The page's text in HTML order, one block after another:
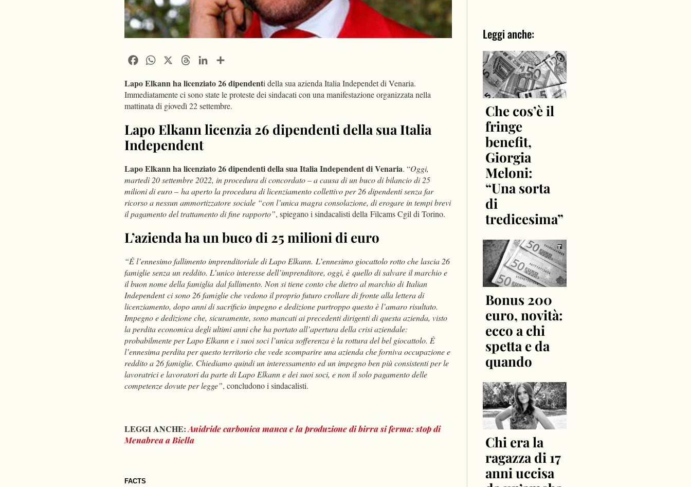
FACTS
FacebookWhatsApp ThreadsLinkedIn
Lapo Elkann ha licenziato 26 dipendenti della sua azienda Italia Independet di Venaria.
Immediatamente ci sono state le proteste dei sindacati con una manifestazione organizzata nella
mattinata di giovedì 22 settembre.
Lapo Elkann licenzia 26 dipendenti della sua Italia
Independent
Lapo Elkann ha licenziato 26 dipendenti della sua Italia Independent di Venaria. “Oggi,
martedì 20 settembre 2022, in procedura di concordato – a causa di un buco di bilancio di 25
milioni di euro – ha aperto la procedura di licenziamento collettivo per 26 dipendenti senza far
ricorso a nessun ammortizzatore sociale “con l’unica magra consolazione, di erogare in tempi brevi
il pagamento del trattamento di fine rapporto”, spiegano i sindacalisti della Filcams Cgil di Torino.
L’azienda ha un buco di 25 milioni di euro
“È l’ennesimo fallimento imprenditoriale di Lapo Elkann. L’ennesimo giocattolo rotto che lascia 26
famiglie senza un reddito. L’unico interesse dell’imprenditore, oggi, è quello di salvare il marchio e
il buon nome della famiglia dal fallimento. Non si tiene conto che dietro al marchio di Italian
Independent ci sono 26 famiglie che vedono il proprio futuro crollare di fronte alla lettera di
licenziamento, dopo anni di sacrificio impegno e dedizione purtroppo questo è l’amaro risultato.
Impegno e dedizione che, sicuramente, sono mancati ai precedenti dirigenti di questa azienda, visto
la perdita economica degli ultimi anni che ha portato all’apertura della crisi aziendale:
probabilmente per Lapo Elkann e i suoi soci l’unica sofferenza è la rottura del bel giocattolo. È
l’ennesima perdita per questo territorio che vede scomparire una azienda che forniva occupazione e
reddito a 26 famiglie. Chiediamo quindi un interessamento ed un impegno ben più consistenti per le
lavoratrici e lavoratori da parte di Lapo Elkann e dei suoi soci, e non il solo pagamento delle
competenze dovute per legge”, concludono i sindacalisti.
LEGGI ANCHE: Anidride carbonica manca e la produzione di birra si ferma: stop di
Menabrea a Biella
Leggi anche:
Che cos’è il
fringe
benefit,
Giorgia
Meloni:
“Una sorta
di
tredicesima”
Bonus 200
euro, novità:
ecco a chi
spetta e da
quando
Chi era la
ragazza di 17
anni uccisa